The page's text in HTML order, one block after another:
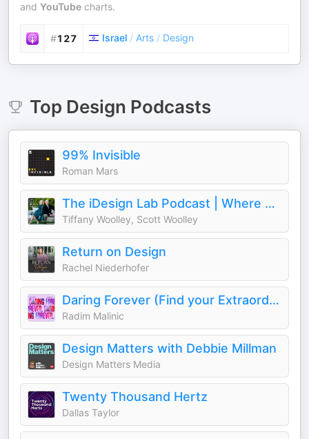
and YouTube charts.
#127 Israel / Arts / Design
Top Design Podcasts
99% Invisible
Roman Mars
The iDesign Lab Podcast | Where Design, Business, and Culture Shape How We Live and Build
Tiffany Woolley, Scott Woolley
Return on Design
Rachel Niederhofer
Daring Forever (Find your Extraordinary)
Radim Malinic
Design Matters with Debbie Millman
Design Matters Media
Twenty Thousand Hertz
Dallas Taylor